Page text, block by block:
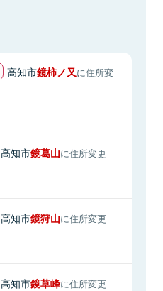
高知市鏡柿ノ又に住所変
高知市鏡葛山に住所変更
高知市鏡狩山に住所変更
高知市鏡草峰に住所変更